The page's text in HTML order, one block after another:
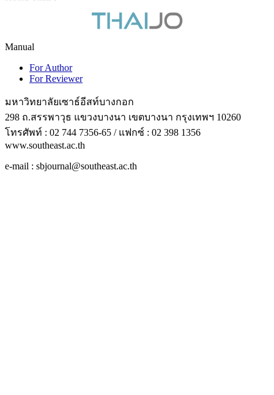
Manual
For Author
For Reviewer
มหาวิทยาลัยเซาธ์อีสท์บางกอก
298 ถ.สรรพาวุธ แขวงบางนา เขตบางนา กรุงเทพฯ 10260
โทรศัพท์ : 02 744 7356-65 / แฟกซ์ : 02 398 1356
www.southeast.ac.th
e-mail : sbjournal@southeast.ac.th